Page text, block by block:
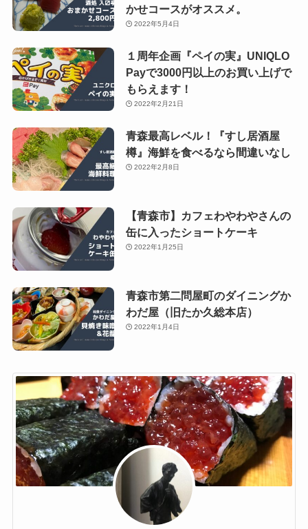
かせコースがオススメ。
2022年5月4日
１周年企画『ペイの実』UNIQLO
Payで3000円以上のお買い上げで
もらえます！
2022年2月21日
青森最高レベル！『すし居酒屋
樽』海鮮を食べるなら間違いなし
2022年2月8日
【青森市】カフェわやわやさんの
缶に入ったショートケーキ
2022年1月25日
青森市第二問屋町のダイニングか
わだ屋（旧たか久総本店）
2022年1月4日